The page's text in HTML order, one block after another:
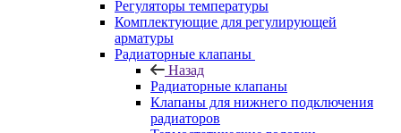
Регуляторы температуры
Комплектующие для регулирующей
арматуры
Радиаторные клапаны
Назад
Радиаторные клапаны
Клапаны для нижнего подключения
радиаторов